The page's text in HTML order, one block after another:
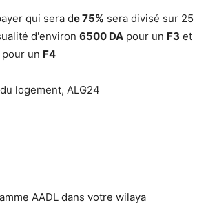
qui sera de 75% sera divisé sur 25
d'environ 6500 DA pour un F3 et
pour un F4
logement, ALG24
AADL dans votre wilaya